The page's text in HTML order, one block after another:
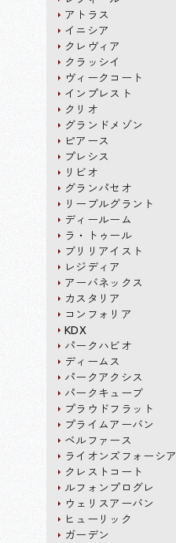
アトラス
イニシア
クレヴィア
クラッシイ
ヴィークコート
インプレスト
クリオ
グランドメゾン
ピアース
プレシス
リビオ
グランパセオ
リーブルグラント
ディールーム
ラ・トゥール
ブリリアイスト
レジディア
アーバネックス
カスタリア
コンフォリア
KDX
パークハビオ
ディームス
パークアクシス
パークキューブ
プラウドフラット
プライムアーバン
ベルファース
ライオンズフォーシア
クレストコート
ルフォンプログレ
ウェリスアーバン
ヒューリック
ガーデン